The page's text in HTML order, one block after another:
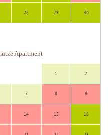
28 29 30
Apartment
1 2
7 8 9
14 15 16